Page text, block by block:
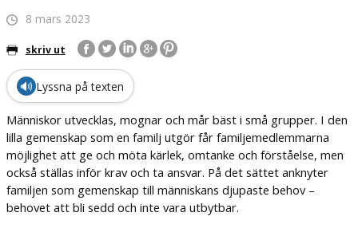
8 mars 2023
skriv ut
🔊 Lyssna på texten
Människor utvecklas, mognar och mår bäst i små grupper. I den
lilla gemenskap som en familj utgör får familjemedlemmarna
möjlighet att ge och möta kärlek, omtanke och förståelse, men
också ställas inför krav och ta ansvar. På det sättet anknyter
familjen som gemenskap till människans djupaste behov –
behovet att bli sedd och inte vara utbytbar.